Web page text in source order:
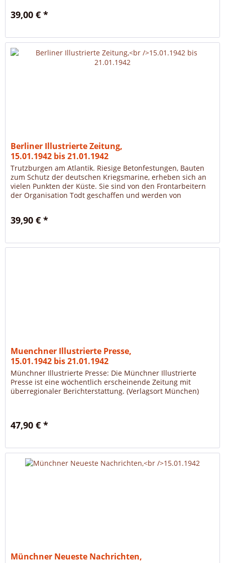
39,00 € *
Berliner Illustrierte Zeitung,
15.01.1942 bis 21.01.1942
Trutzburgen am Atlantik. Riesige Betonfestungen, Bauten
zum Schutz der deutschen Kriegsmarine, erheben sich an
vielen Punkten der Küste. Sie sind von den Frontarbeitern
der Organisation Todt geschaffen und werden von
39,90 € *
Muenchner Illustrierte Presse,
15.01.1942 bis 21.01.1942
Münchner Illustrierte Presse: Die Münchner Illustrierte
Presse ist eine wöchentlich erscheinende Zeitung mit
überregionaler Berichterstattung. (Verlagsort München)
47,90 € *
Münchner Neueste Nachrichten,